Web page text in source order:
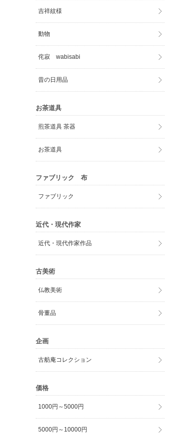
吉祥紋様
動物
侘寂 wabisabi
昔の日用品
お茶道具
煎茶道具 茶器
お茶道具
ファブリック 布
ファブリック
近代・現代作家
近代・現代作家作品
古美術
仏教美術
骨董品
企画
古舫庵コレクション
価格
1000円～5000円
5000円～10000円